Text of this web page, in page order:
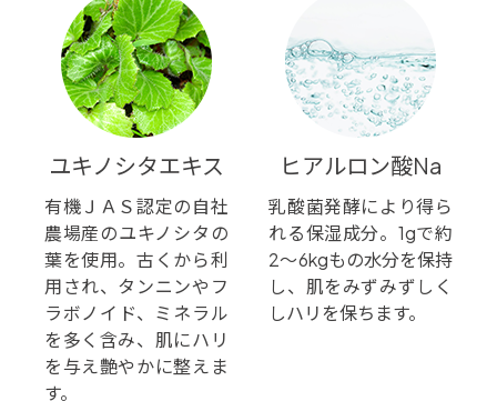
ユキノシタエキス
有機ＪＡＳ認定の自社
農場産のユキノシタの
葉を使用。古くから利
用され、タンニンやフ
ラボノイド、ミネラル
を多く含み、肌にハリ
を与え艶やかに整えま
す。
ヒアルロン酸Na
乳酸菌発酵により得ら
れる保湿成分。1gで約
2～6kgもの水分を保持
し、肌をみずみずしく
しハリを保ちます。